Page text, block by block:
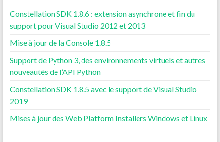
Constellation SDK 1.8.6 : extension asynchrone et fin du
support pour Visual Studio 2012 et 2013
Mise à jour de la Console 1.8.5
Support de Python 3, des environnements virtuels et autres
nouveautés de l’API Python
Constellation SDK 1.8.5 avec le support de Visual Studio
2019
Mises à jour des Web Platform Installers Windows et Linux